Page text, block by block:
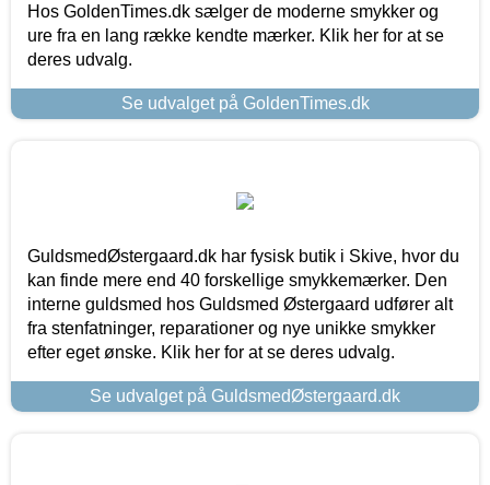
Hos GoldenTimes.dk sælger de moderne smykker og
ure fra en lang række kendte mærker. Klik her for at se
deres udvalg.
Se udvalget på GoldenTimes.dk
GuldsmedØstergaard.dk har fysisk butik i Skive, hvor du
kan finde mere end 40 forskellige smykkemærker. Den
interne guldsmed hos Guldsmed Østergaard udfører alt
fra stenfatninger, reparationer og nye unikke smykker
efter eget ønske. Klik her for at se deres udvalg.
Se udvalget på GuldsmedØstergaard.dk